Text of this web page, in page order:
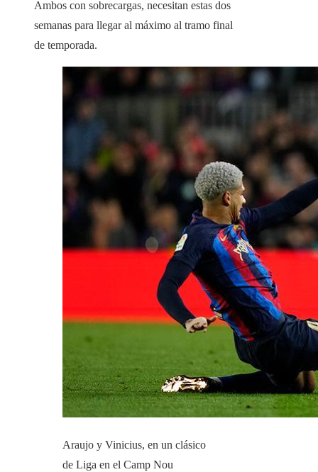
Ambos con sobrecargas, necesitan estas dos
semanas para llegar al máximo al tramo final
de temporada.
Araujo y Vinicius, en un clásico
de Liga en el Camp Nou